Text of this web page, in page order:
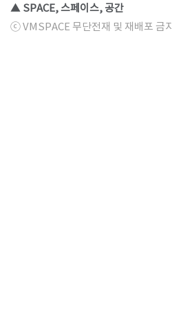
▲ SPACE, 스페이스, 공간
ⓒ VMSPACE 무단전재 및 재배포 금지